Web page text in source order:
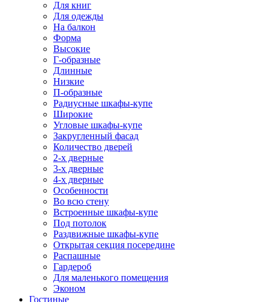
Для книг
Для одежды
На балкон
Форма
Высокие
Г-образные
Длинные
Низкие
П-образные
Радиусные шкафы-купе
Широкие
Угловые шкафы-купе
Закругленный фасад
Количество дверей
2-х дверные
3-х дверные
4-х дверные
Особенности
Во всю стену
Встроенные шкафы-купе
Под потолок
Раздвижные шкафы-купе
Открытая секция посередине
Распашные
Гардероб
Для маленького помещения
Эконом
Гостиные